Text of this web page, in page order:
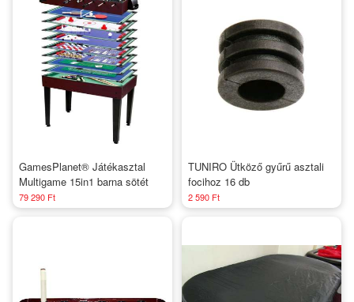
GamesPlanet® Játékasztal
Multigame 15in1 barna sötét
79 290 Ft
TUNIRO Ütköző gyűrű asztali
focihoz 16 db
2 590 Ft